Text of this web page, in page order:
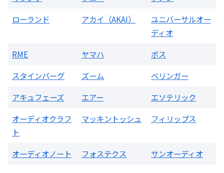
ローランド
アカイ（AKAI）
ユニバーサルオー
ディオ
RME
ヤマハ
ボス
スタインバーグ
ズーム
ベリンガー
アキュフェーズ
エアー
エソテリック
オーディオクラフ
ト
マッキントッシュ フィリップス
オーディオノート フォステクス サンオーディオ